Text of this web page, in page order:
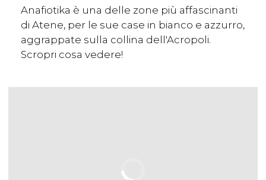
Anafiotika è una delle zone più affascinanti
di Atene, per le sue case in bianco e azzurro,
aggrappate sulla collina dell'Acropoli.
Scropri cosa vedere!